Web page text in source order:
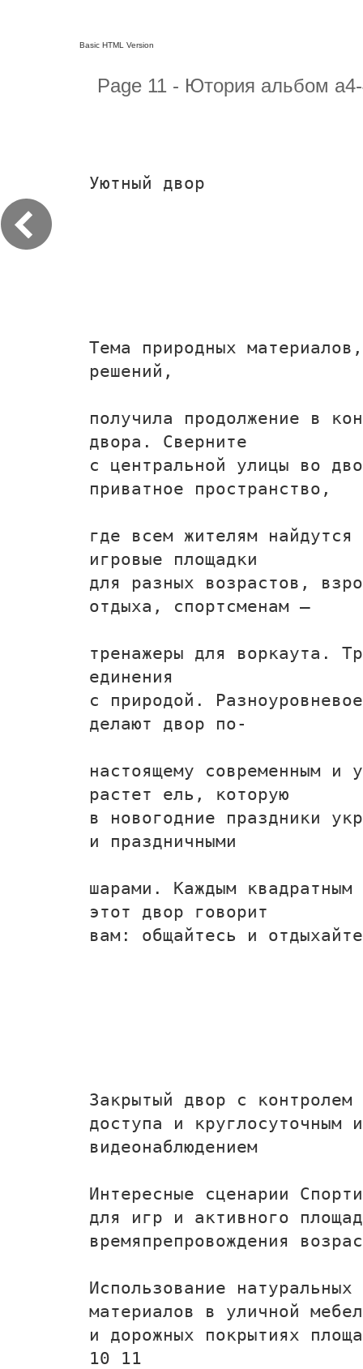
Basic HTML Version
Page 11 - Ютория альбом
Уютный двор
Тема природных
решений,
получила продолжение в
двора. Сверните
с центральной улицы во
приватное пространство,
где всем жителям
игровые площадки
для разных возрастов,
отдыха, спортсменам —
тренажеры для воркаута.
единения
с природой.
делают двор по-
настоящему современным и
растет ель, которую
в новогодние праздники
и праздничными
шарами. Каждым
этот двор говорит
вам: общайтесь и
Закрытый двор с контролем
доступа и круглосуточным
видеонаблюдением
Интересные сценарии
для игр и активного
времяпрепровождения
Использование
материалов в уличной
и дорожных покрытиях
10 11